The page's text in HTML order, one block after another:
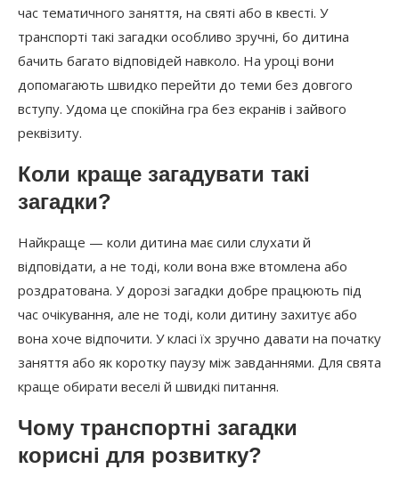
час тематичного заняття, на святі або в квесті. У
транспорті такі загадки особливо зручні, бо дитина
бачить багато відповідей навколо. На уроці вони
допомагають швидко перейти до теми без довгого
вступу. Удома це спокійна гра без екранів і зайвого
реквізиту.
Коли краще загадувати такі
загадки?
Найкраще — коли дитина має сили слухати й
відповідати, а не тоді, коли вона вже втомлена або
роздратована. У дорозі загадки добре працюють під
час очікування, але не тоді, коли дитину захитує або
вона хоче відпочити. У класі їх зручно давати на початку
заняття або як коротку паузу між завданнями. Для свята
краще обирати веселі й швидкі питання.
Чому транспортні загадки
корисні для розвитку?